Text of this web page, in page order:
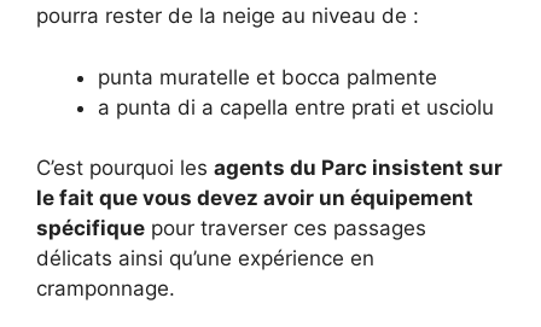
pourra rester de la neige au niveau de :
punta muratelle et bocca palmente
a punta di a capella entre prati et usciolu
C’est pourquoi les agents du Parc insistent sur
le fait que vous devez avoir un équipement
spécifique pour traverser ces passages
délicats ainsi qu’une expérience en
cramponnage.